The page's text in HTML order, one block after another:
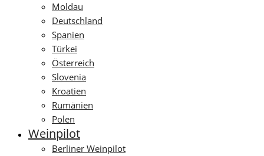
Moldau
Deutschland
Spanien
Türkei
Österreich
Slovenia
Kroatien
Rumänien
Polen
Weinpilot
Berliner Weinpilot